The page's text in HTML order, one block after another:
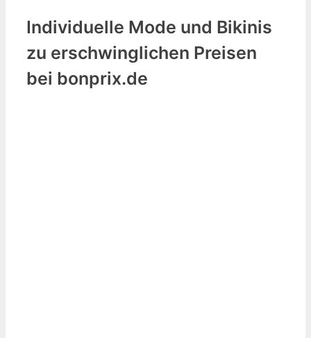
Individuelle Mode und Bikinis
zu erschwinglichen Preisen
bei bonprix.de